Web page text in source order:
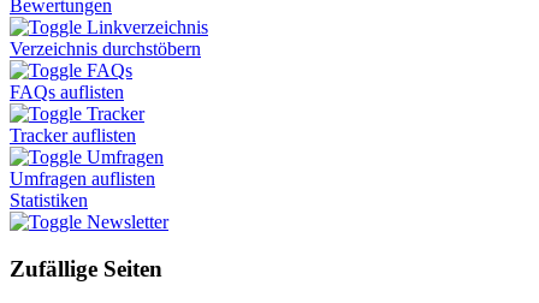
Bewertungen
Linkverzeichnis
Verzeichnis durchstöbern
FAQs
FAQs auflisten
Tracker
Tracker auflisten
Umfragen
Umfragen auflisten
Statistiken
Newsletter
Zufällige Seiten